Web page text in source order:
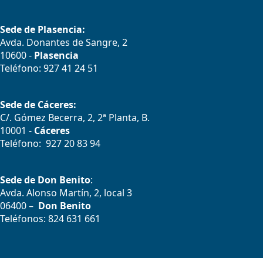
Sede de Plasencia:
Avda. Donantes de Sangre, 2
10600 - Plasencia
Teléfono: 927 41 24 51
Sede de Cáceres:
C/. Gómez Becerra, 2, 2ª Planta, B.
10001 - Cáceres
Teléfono: 927 20 83 94
Sede de Don Benito:
Avda. Alonso Martín, 2, local 3
06400 – Don Benito
Teléfonos: 824 631 661